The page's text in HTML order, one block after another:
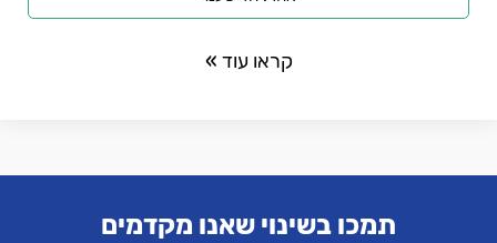
קראו עוד »
תמכו בשינוי שאנו מקדמים